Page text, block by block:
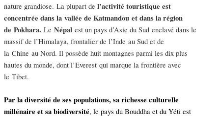
nature grandiose. La plupart de l’activité touristique est
concentrée dans la vallée de Katmandou et dans la région
de Pokhara. Le Népal est un pays d’Asie du Sud enclavé dans le
massif de l’Himalaya, frontalier de l’Inde au Sud et de
la Chine au Nord. Il possède huit montagnes parmi les dix plus
hautes du monde, dont l’Everest qui marque la frontière avec
le Tibet.
Par la diversité de ses populations, sa richesse culturelle
millénaire et sa biodiversité, le pays du Bouddha et du Yéti est